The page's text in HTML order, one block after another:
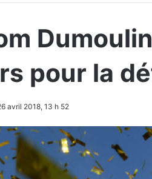
pour la
avril 2018, 13 h 52